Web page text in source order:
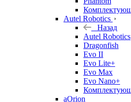
Autel Robotics
Назад
Autel Robotics
Dragonfish
Evo II
Evo Lite+
Evo Max
Evo Nano+
aOrion